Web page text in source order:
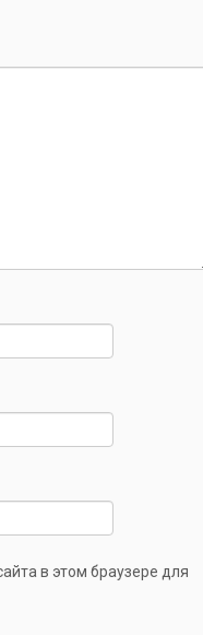
в этом браузере для